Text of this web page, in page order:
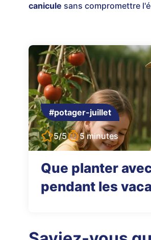
canicule sans compromettre
#potager-juillet
5/5 5 minutes
Que planter
pendant les